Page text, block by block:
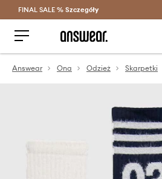
Oszczędzaj z Answear
FINAL SALE % Szczegóły
Answear Ona Odzież Skarpetki